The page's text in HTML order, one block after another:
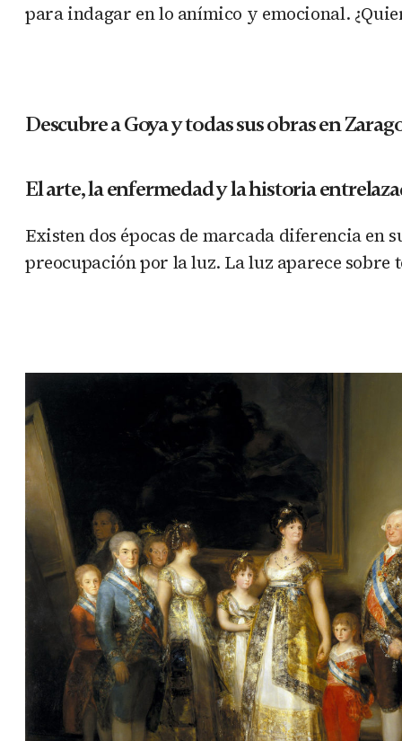
para indagar en lo anímico y emocional.
Descubre a Goya y todas sus obras en
El arte, la enfermedad y la historia
Existen dos épocas de marcada diferencia en
preocupación por la luz. La luz aparece sobre